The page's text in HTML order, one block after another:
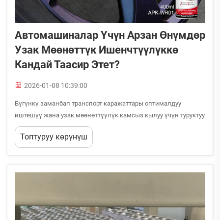
Автомашиналар Үчүн Арзан Өнүмдөр
Узак Мөөнөттүк Ишенчтүүлүккө
Кандай Таасир Этет?
2026-01-08 10:39:00
Бүгүнкү заманбап транспорт каражаттары оптималдуу
иштешүү жана узак мөөнөттүүлүк камсыз кылуу үчүн туруктуу
техникалык кызмат көрсөтүүнүн тиешелүү ыкмаларына көп
таянышат. Бардык түрлүү техникалык кызмат көрсөтүү
Топтуруу көрүнүш